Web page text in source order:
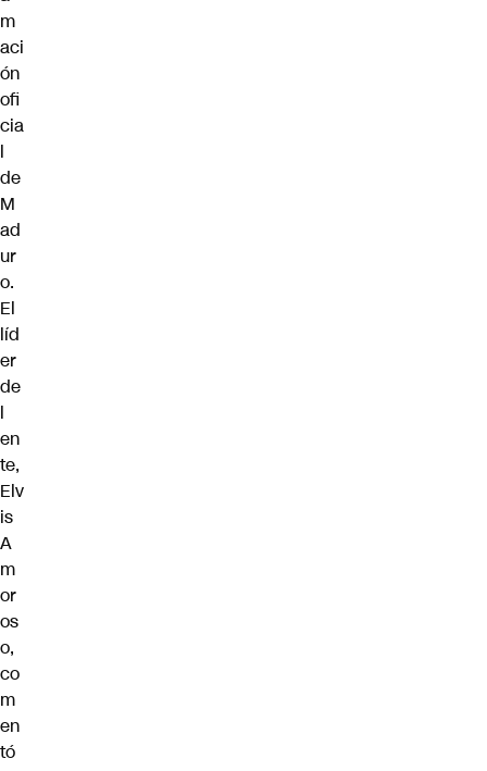
m
aci
ón
ofi
cia
l
de
M
ad
ur
o.
El
líd
er
de
l
en
te,
Elv
is
A
m
or
os
o,
co
m
en
tó